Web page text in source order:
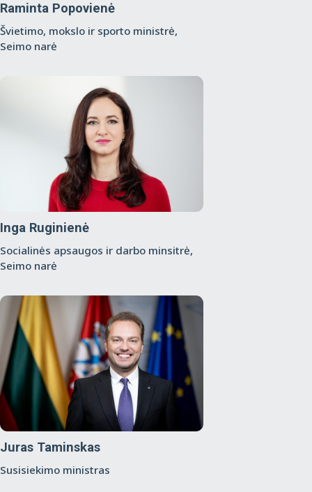
Raminta Popovienė
Švietimo, mokslo ir sporto ministrė,
Seimo narė
Inga Ruginienė
Socialinės apsaugos ir darbo minsitrė,
Seimo narė
Juras Taminskas
Susisiekimo ministras